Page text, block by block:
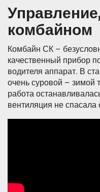
комбайном
Комбайн СК –
качественный прибор
водителя аппарат. В
очень суровой – зимой
работа
вентиляция не спасала